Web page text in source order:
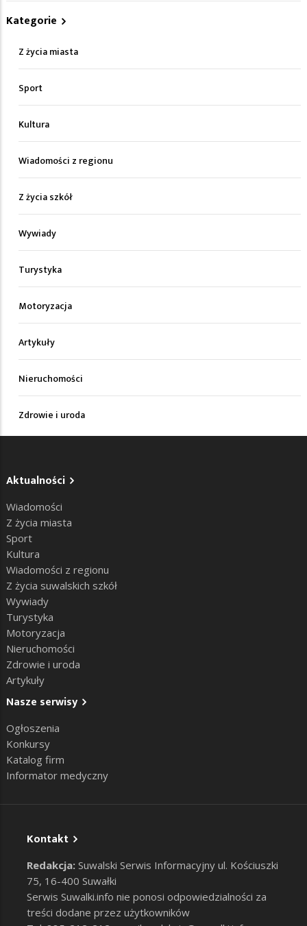
Kategorie
Z życia miasta
Sport
Kultura
Wiadomości z regionu
Z życia szkół
Wywiady
Turystyka
Motoryzacja
Artykuły
Nieruchomości
Zdrowie i uroda
Aktualności
Wiadomości
Z życia miasta
Sport
Kultura
Wiadomości z regionu
Z życia suwalskich szkół
Wywiady
Turystyka
Motoryzacja
Nieruchomości
Zdrowie i uroda
Artykuły
Nasze serwisy
Ogłoszenia
Konkursy
Katalog firm
Informator medyczny
Kontakt
Redakcja: Suwalski Serwis Informacyjny ul. Kościuszki
75, 16-400 Suwałki
Serwis Suwalki.info nie ponosi odpowiedzialności za
treści dodane przez użytkowników